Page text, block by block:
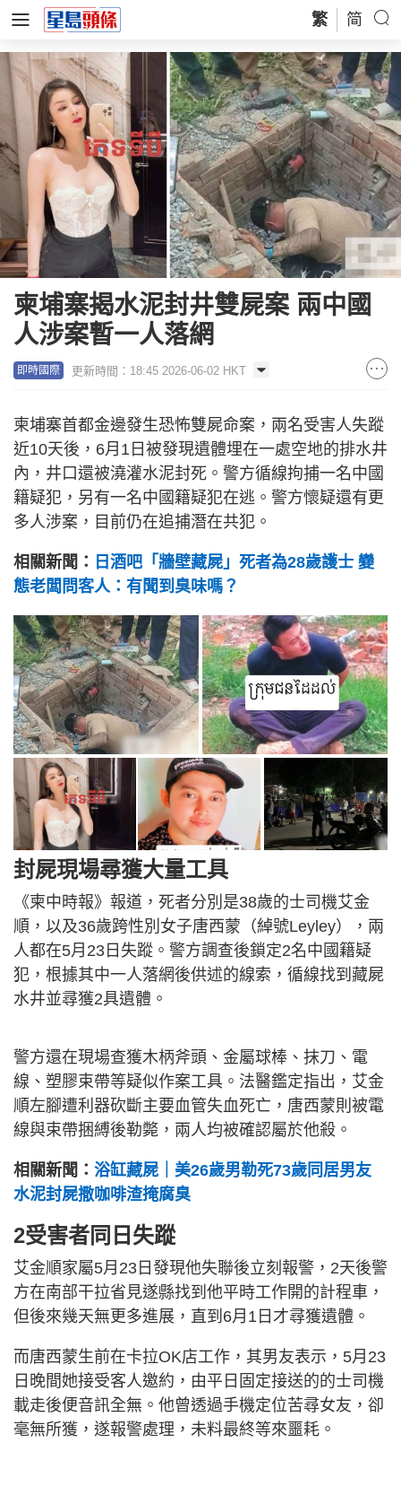
繁 简
柬埔寨揭水泥封井雙屍案 兩中國
人涉案暫一人落網
即時國際 更新時間：18:45 2026-06-02 HKT
柬埔寨首都金邊發生恐怖雙屍命案，兩名受害人失蹤
近10天後，6月1日被發現遺體埋在一處空地的排水井
內，井口還被澆灌水泥封死。警方循線拘捕一名中國
籍疑犯，另有一名中國籍疑犯在逃。警方懷疑還有更
多人涉案，目前仍在追捕潛在共犯。
相關新聞： 日酒吧「牆壁藏屍」死者為28歲護士 變
態老闆問客人：有聞到臭味嗎？
封屍現場尋獲大量工具
《柬中時報》報道，死者分別是38歲的士司機艾金
順，以及36歲跨性別女子唐西蒙（綽號Leyley），兩
人都在5月23日失蹤。警方調查後鎖定2名中國籍疑
犯，根據其中一人落網後供述的線索，循線找到藏屍
水井並尋獲2具遺體。
警方還在現場查獲木柄斧頭、金屬球棒、抹刀、電
線、塑膠束帶等疑似作案工具。法醫鑑定指出，艾金
順左腳遭利器砍斷主要血管失血死亡，唐西蒙則被電
線與束帶捆縛後勒斃，兩人均被確認屬於他殺。
相關新聞： 浴缸藏屍｜美26歲男勒死73歲同居男友
水泥封屍撒咖啡渣掩腐臭
2受害者同日失蹤
艾金順家屬5月23日發現他失聯後立刻報警，2天後警
方在南部干拉省見遂縣找到他平時工作開的計程車，
但後來幾天無更多進展，直到6月1日才尋獲遺體。
而唐西蒙生前在卡拉OK店工作，其男友表示，5月23
日晚間她接受客人邀約，由平日固定接送的的士司機
載走後便音訊全無。他曾透過手機定位苦尋女友，卻
毫無所獲，遂報警處理，未料最終等來噩耗。